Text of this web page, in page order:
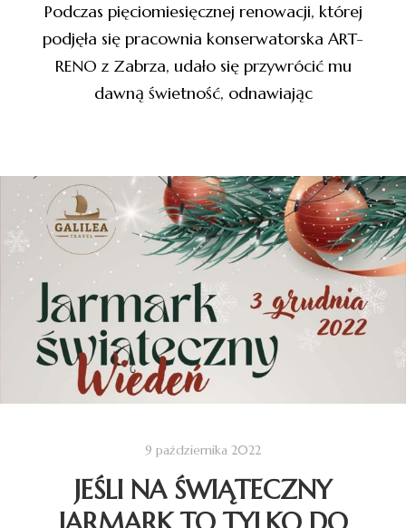
Podczas pięciomiesięcznej renowacji, której
podjęła się pracownia konserwatorska ART-
RENO z Zabrza, udało się przywrócić mu
dawną świetność, odnawiając
9 października 2022
JEŚLI NA ŚWIĄTECZNY